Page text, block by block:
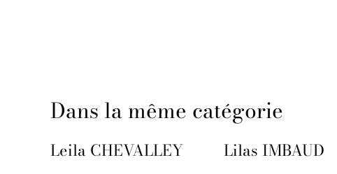
Dans la même catégorie
Leila CHEVALLEY Lilas IMBAUD